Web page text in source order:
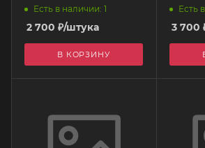
2103-09 70.3730 ПРАМО
Есть в наличии: 1
2 700 ₽/штука
В КОРЗИНУ
21214
Есть
3 700